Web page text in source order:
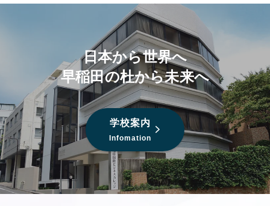
日本から世界へ
早稲田の杜から未来へ
学校案内
Infomation